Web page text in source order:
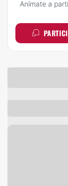
Anímate a